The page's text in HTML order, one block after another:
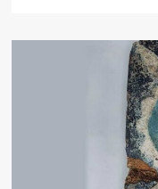
освячують